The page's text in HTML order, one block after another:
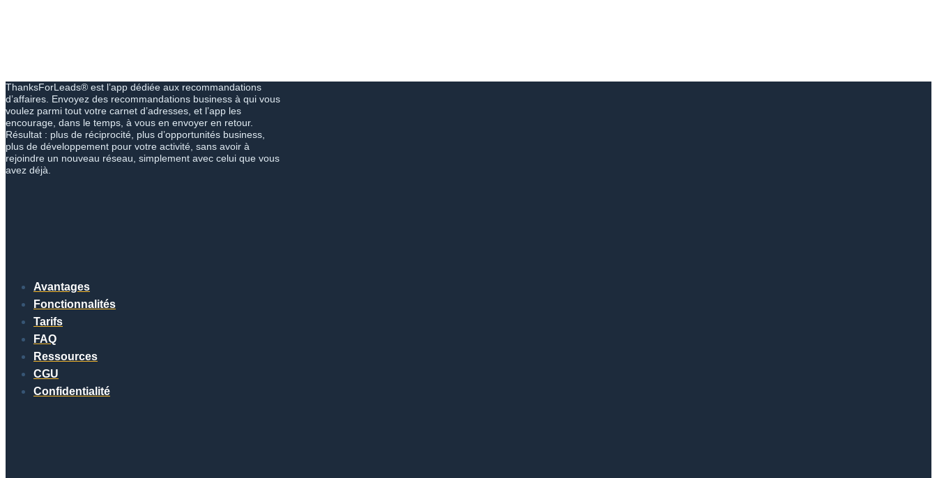
ThanksForLeads® est l’app dédiée aux recommandations
d’affaires. Envoyez des recommandations business à qui vous
voulez parmi tout votre carnet d’adresses, et l’app les
encourage, dans le temps, à vous en envoyer en retour.
Résultat : plus de réciprocité, plus d’opportunités business,
plus de développement pour votre activité, sans avoir à
rejoindre un nouveau réseau, simplement avec celui que vous
avez déjà.
Avantages
Fonctionnalités
Tarifs
FAQ
Ressources
CGU
Confidentialité